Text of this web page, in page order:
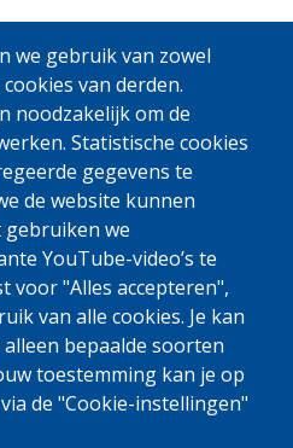
[Gratis Nummer]
0800 327 45
en disclaimer Cookie Settings
we gebruik van zowel
van derden.
noodzakelijk om de
Statistische cookies
gegevens te
de website kunnen
we
YouTube-video’s te
voor "Alles accepteren",
van alle cookies. Je kan
bepaalde soorten
toestemming kan je op
de "Cookie-instellingen"